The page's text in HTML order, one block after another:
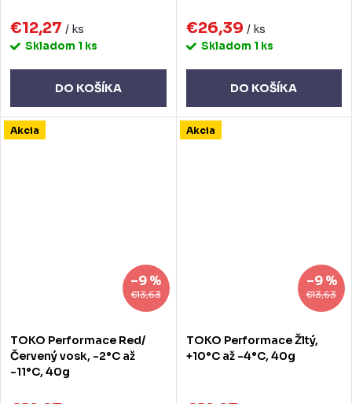
€12,27 / ks
Skladom 1 ks
DO KOŠÍKA
€26,39 / ks
Skladom 1 ks
DO KOŠÍKA
Akcia
€13,63
–9 %
TOKO Performace Red/
Červený vosk, -2°C až
-11°C, 40g
Akcia
€13,63
–9 %
TOKO Performace Žltý,
+10°C až -4°C, 40g